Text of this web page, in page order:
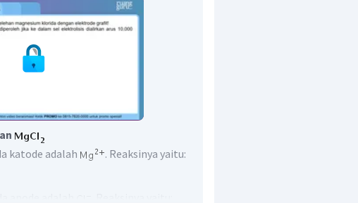
katode adalah
. Reaksinya yaitu: